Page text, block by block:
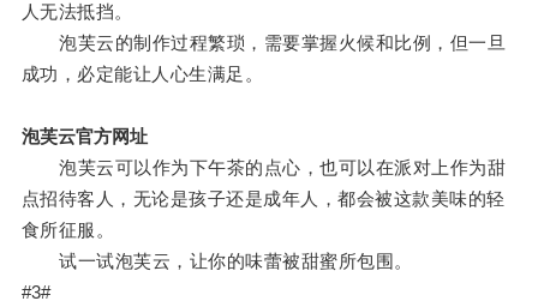
人无法抵挡。
泡芙云的制作过程繁琐，需要掌握火候和比例，但一旦
成功，必定能让人心生满足。
泡芙云官方网址
泡芙云可以作为下午茶的点心，也可以在派对上作为甜
点招待客人，无论是孩子还是成年人，都会被这款美味的轻
食所征服。
试一试泡芙云，让你的味蕾被甜蜜所包围。
#3#